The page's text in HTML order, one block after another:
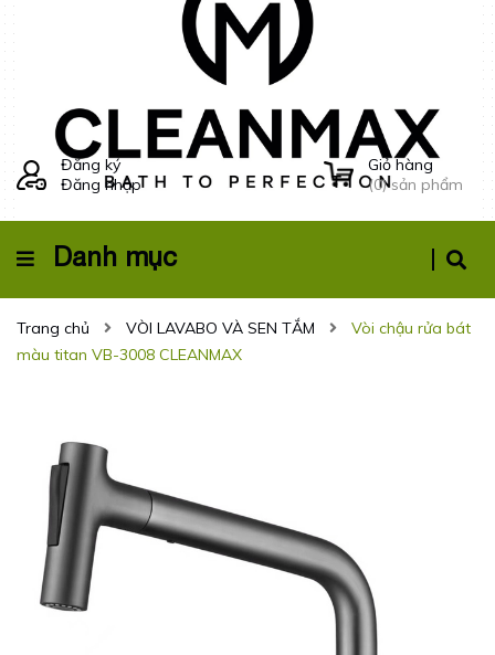
Đăng ký
Đăng nhập
Giỏ hàng
(0) sản phẩm
Danh mục
Trang chủ VÒI LAVABO VÀ SEN TẮM
Vòi chậu rửa bát
màu titan VB-3008 CLEANMAX